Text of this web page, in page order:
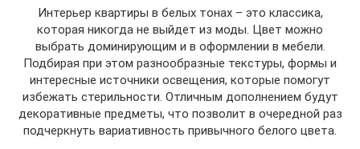
Интерьер квартиры в белых тонах – это классика,
которая никогда не выйдет из моды. Цвет можно
выбрать доминирующим и в оформлении в мебели.
Подбирая при этом разнообразные текстуры, формы и
интересные источники освещения, которые помогут
избежать стерильности. Отличным дополнением будут
декоративные предметы, что позволит в очередной раз
подчеркнуть вариативность привычного белого цвета.